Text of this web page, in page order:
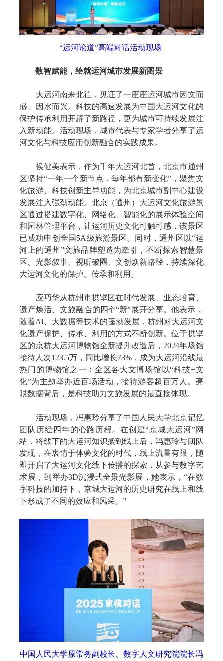
“运河论道”高端对话活动现场
数智赋能，绘就运河城市发展新图景
大运河南来北往，见证了一座座运河城市因文而
盛、因水而兴。科技的高速发展为中国大运河文化的
保护传承利用开辟了新路径，更为城市可持续发展注
入新动能。活动现场， 城市代表与专家学者分享了运
河文化与科技应用创新融合的实践成果。
侯健美表示，作为千年大运河北首，北京市通州
区坚持“一年一个新节点，每年都有新变化”，聚焦文
化旅游、科技创新主导功能，为北京城市副中心建设
发展注入强劲动能。北京（通州）大运河文化旅游景
区通过搭建数字化、网络化、智能化的展示体验空间
和园林管理平台，让运河历史文化可触可感，该景区
已成功申创全国5A级旅游景区。同时，通州区以“运
河上的通州”文旅品牌塑造为牵引，不断探索智慧景
区、光影叙事、视听破圈、文创焕新路径，持续深化
大运河文化的保护、传承和利用。
应巧华从杭州市拱墅区在时代发展、业态培育、
遗产焕活、文旅融合的四个“新”展开分享。他表示，
随着AI、大数据等技术的蓬勃发展， 杭州对大运河文
化遗产保护、传承、利用的方式不断创新。位于拱墅
区的京杭大运河博物馆全新提升改造后， 2024年场馆
接待人次123.5万，同比增长73%，成为大运河沿线最
热门的博物馆之一 ； 全区各大文博场馆以“科技+文
化”为主题举办近百场活动，接待游客超百万人。亮
眼数据背后，是科技助力文旅发展的最直接体现。
活动现场， 冯惠玲分享了中国人民大学北京记忆
团队历经四年的心路历程。在创建“京城大运河”网
站，将线下的大运河知识搬到线上后，冯惠玲与团队
发现，在衷情于体验文化的时代，线上流量有限，随
即开启了大运河文化线下传播的探索，从参与数字艺
术展，到举办3D沉浸式全景光影展，她表示，“在数
字科技的加持下，京城大运河的历史研究在线上和线
下形成了不同的效应和风采。”
中国人民大学原常务副校长、数字人文研究院院长冯